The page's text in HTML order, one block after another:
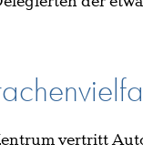
vertritt